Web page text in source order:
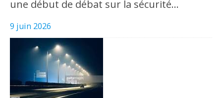
une début de débat sur la sécurité…
9 juin 2026